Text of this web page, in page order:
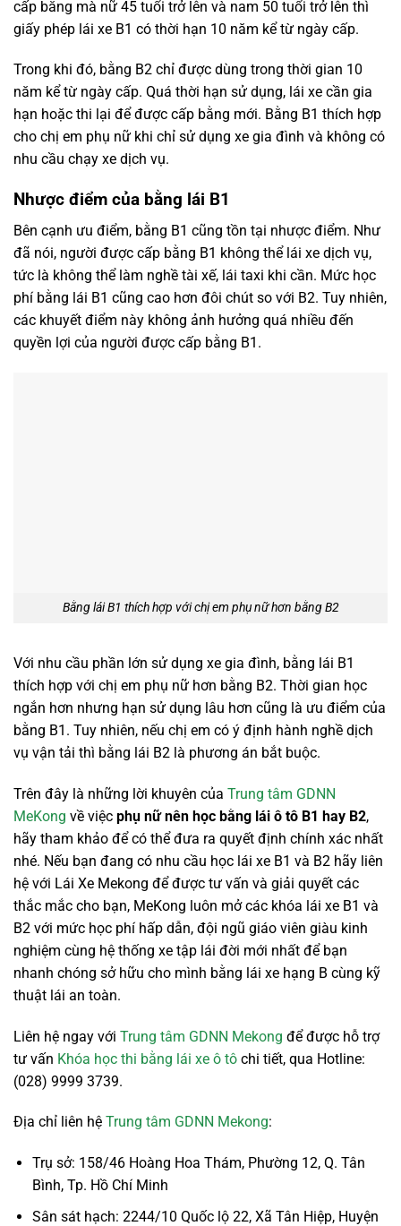
cấp bằng mà nữ 45 tuổi trở lên và nam 50 tuổi trở lên thì
giấy phép lái xe B1 có thời hạn 10 năm kể từ ngày cấp.
Trong khi đó, bằng B2 chỉ được dùng trong thời gian 10
năm kể từ ngày cấp. Quá thời hạn sử dụng, lái xe cần gia
hạn hoặc thi lại để được cấp bằng mới. Bằng B1 thích hợp
cho chị em phụ nữ khi chỉ sử dụng xe gia đình và không có
nhu cầu chạy xe dịch vụ.
Nhược điểm của bằng lái B1
Bên cạnh ưu điểm, bằng B1 cũng tồn tại nhược điểm. Như
đã nói, người được cấp bằng B1 không thể lái xe dịch vụ,
tức là không thể làm nghề tài xế, lái taxi khi cần. Mức học
phí bằng lái B1 cũng cao hơn đôi chút so với B2. Tuy nhiên,
các khuyết điểm này không ảnh hưởng quá nhiều đến
quyền lợi của người được cấp bằng B1.
Bằng lái B1 thích hợp với chị em phụ nữ hơn bằng B2
Với nhu cầu phần lớn sử dụng xe gia đình, bằng lái B1
thích hợp với chị em phụ nữ hơn bằng B2. Thời gian học
ngắn hơn nhưng hạn sử dụng lâu hơn cũng là ưu điểm của
bằng B1. Tuy nhiên, nếu chị em có ý định hành nghề dịch
vụ vận tải thì bằng lái B2 là phương án bắt buộc.
Trên đây là những lời khuyên của Trung tâm GDNN
MeKong về việc phụ nữ nên học bằng lái ô tô B1 hay B2,
hãy tham khảo để có thể đưa ra quyết định chính xác nhất
nhé. Nếu bạn đang có nhu cầu học lái xe B1 và B2 hãy liên
hệ với Lái Xe Mekong để được tư vấn và giải quyết các
thắc mắc cho bạn, MeKong luôn mở các khóa lái xe B1 và
B2 với mức học phí hấp dẫn, đội ngũ giáo viên giàu kinh
nghiệm cùng hệ thống xe tập lái đời mới nhất để bạn
nhanh chóng sở hữu cho mình bằng lái xe hạng B cùng kỹ
thuật lái an toàn.
Liên hệ ngay với Trung tâm GDNN Mekong để được hỗ trợ
tư vấn Khóa học thi bằng lái xe ô tô chi tiết, qua Hotline:
(028) 9999 3739.
Địa chỉ liên hệ Trung tâm GDNN Mekong:
Trụ sở: 158/46 Hoàng Hoa Thám, Phường 12, Q. Tân
Bình, Tp. Hồ Chí Minh
Sân sát hạch: 2244/10 Quốc lộ 22, Xã Tân Hiệp, Huyện